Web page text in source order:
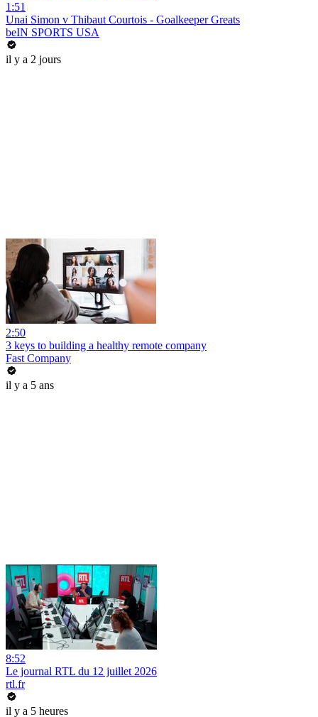
1:51
Unai Simon v Thibaut Courtois - Goalkeeper Greats
beIN SPORTS USA
il y a 2 jours
2:50
3 keys to building a healthy remote company
Fast Company
il y a 5 ans
8:52
Le journal RTL du 12 juillet 2026
rtl.fr
il y a 5 heures